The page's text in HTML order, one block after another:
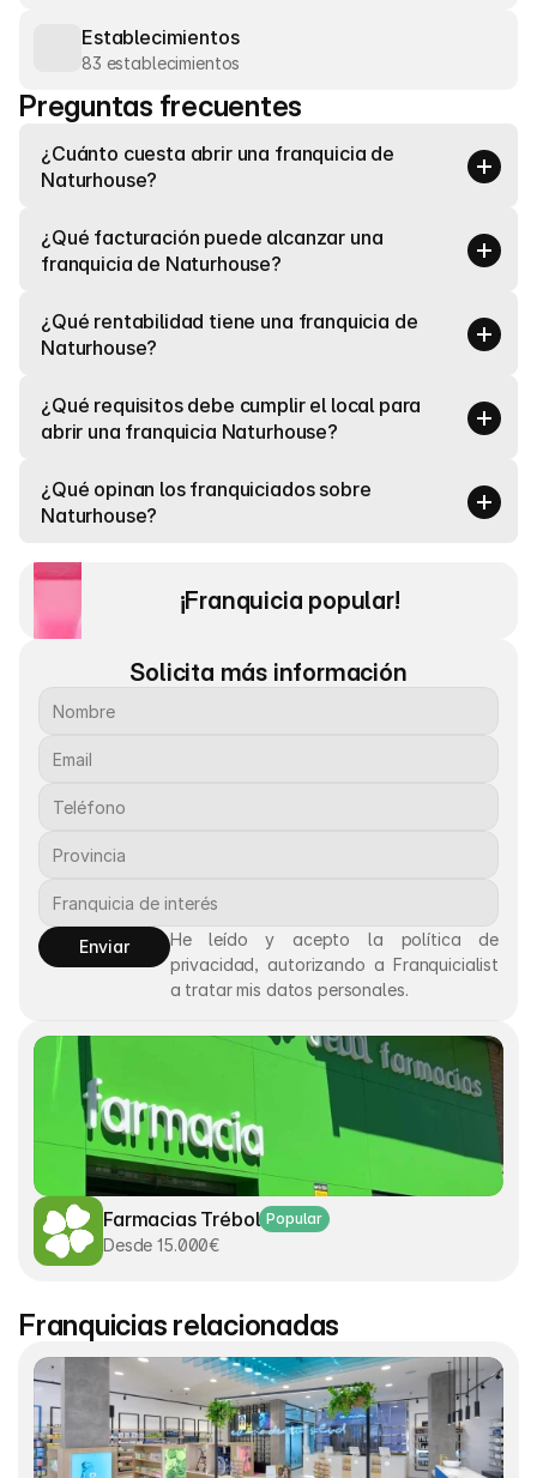
Establecimientos
83 establecimientos
Preguntas frecuentes
¿Cuánto cuesta abrir una franquicia de
Naturhouse?
¿Qué facturación puede alcanzar una
franquicia de Naturhouse?
¿Qué rentabilidad tiene una franquicia de
Naturhouse?
¿Qué requisitos debe cumplir el local para
abrir una franquicia Naturhouse?
¿Qué opinan los franquiciados sobre
Naturhouse?
¡Franquicia popular!
Solicita más información
Enviar
He leído y acepto la política de
privacidad, autorizando a Franquicialist
a tratar mis datos personales.
Farmacias Trébol Popular
Desde 15.000€
Franquicias relacionadas